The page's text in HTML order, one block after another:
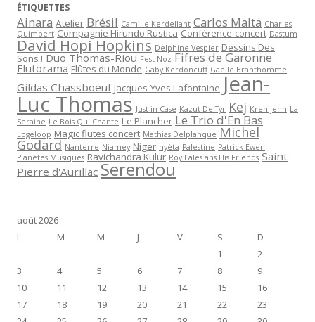
ÉTIQUETTES
Ainara Atelier Brésil Camille Kerdellant Carlos Malta Charles
Quimbert Compagnie Hirundo Rustica Conférence-concert Dastum
David Hopi Hopkins Delphine Vespier Dessins Des
Sons ! Duo Thomas-Riou Fest-Noz Fifres de Garonne
Flutorama Flûtes du Monde Gaby Kerdoncuff Gaëlle Branthomme
Gildas Chassboeuf Jacques-Yves Lafontaine Jean-
Luc Thomas Just in Case Kazut De Tyr Kej Krenijenn La
Seraine Le Bois Qui Chante Le Plancher Le Trio d'En Bas
Logeloop Magic flutes concert Mathias Delplanque Michel
Godard Nanterre Niamey Niger nyèta Palestine Patrick Ewen
Planètes Musiques Ravichandra Kulur Roy Eales ans His Friends Saint
Pierre d'Aurillac Serendou
août 2026
L
M M J V S
D
1
2
3
4 5 6 7 8
9
10
11 12 13 14 15
16
17
18 19 20 21 22
23